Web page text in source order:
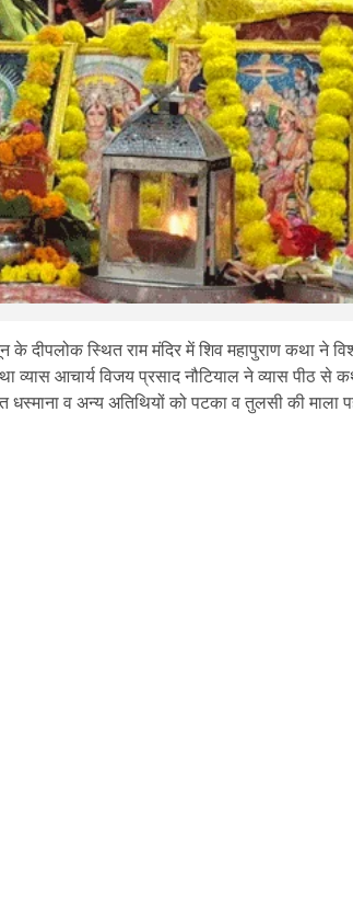
के दीपलोक स्थित राम मंदिर में शिव महापुराण कथा ने
व्यास आचार्य विजय प्रसाद नौटियाल ने व्यास पीठ
धस्माना व अन्य अतिथियों को पटका व तुलसी की